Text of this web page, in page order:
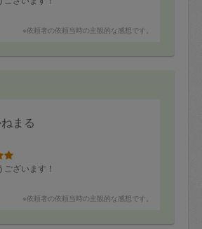
※依頼者の依頼当時の主観的な感想です。
まる
ざいます！
※依頼者の依頼当時の主観的な感想です。